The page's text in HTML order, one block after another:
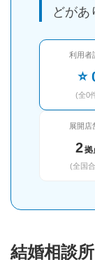
どがあ
利用者
⭐
(全0
展開店
2拠
(全国
結婚相談